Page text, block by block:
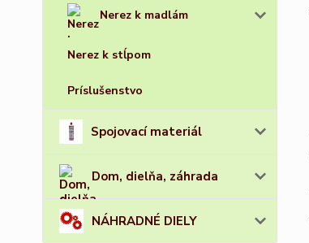
Nerez k madlám
Nerez k stĺpom
Príslušenstvo
Spojovací materiál
Dom, dielňa, záhrada
NÁHRADNÉ DIELY